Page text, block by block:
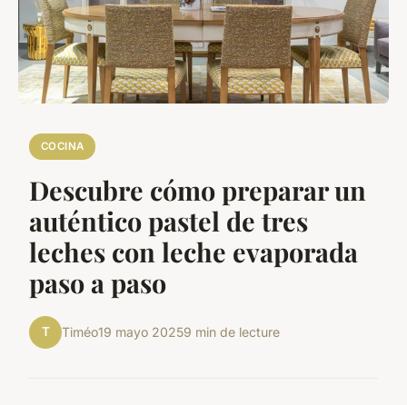
COCINA
Descubre cómo preparar un
auténtico pastel de tres
leches con leche evaporada
paso a paso
T Timéo19 mayo 20259 min de lecture